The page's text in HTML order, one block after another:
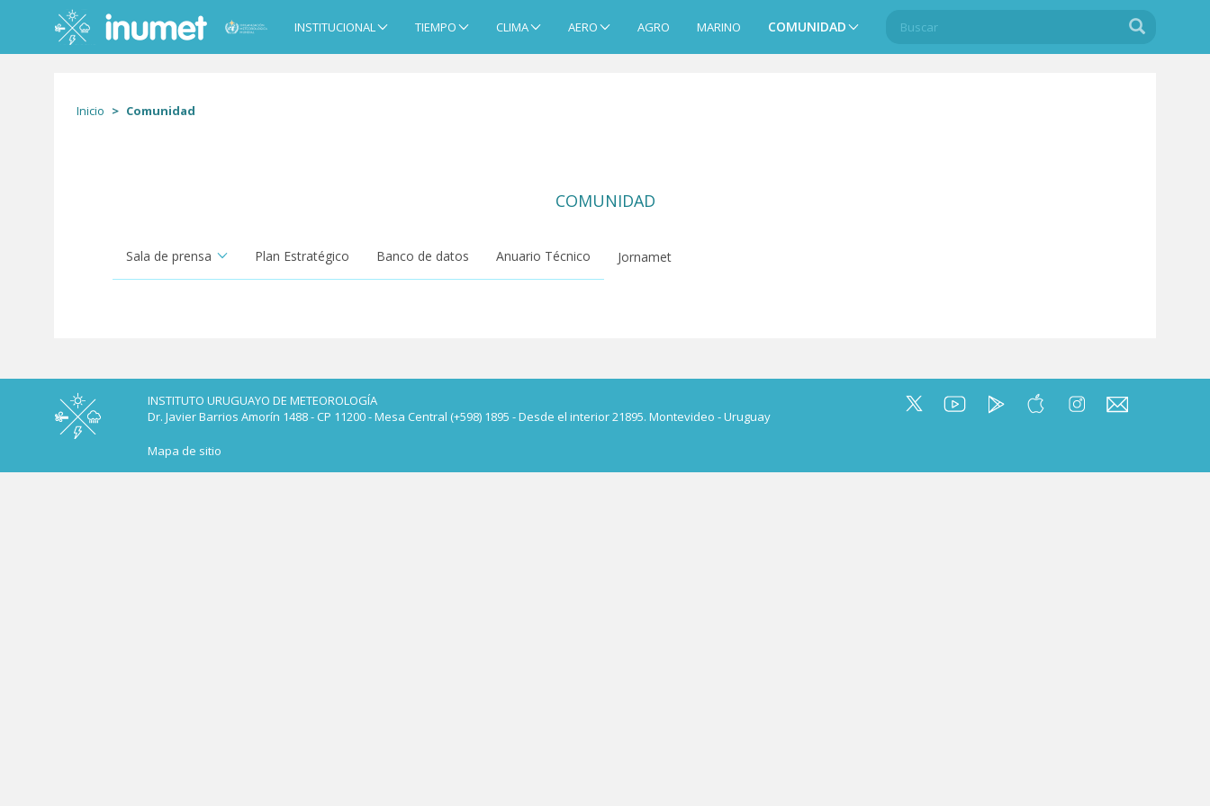
principal
Main
navigation
INSTITUCIONAL TIEMPO CLIMA AERO AGRO MARINO COMUNIDAD
Search
Buscar
Inicio Comunidad
COMUNIDAD
Sala de prensa Plan Estratégico Banco de datos Anuario Técnico Jornamet
INSTITUTO URUGUAYO DE METEOROLOGÍA
Dr. Javier Barrios Amorín 1488 - CP 11200 - Mesa Central (+598) 1895 - Desde el interior 21895. Montevideo - Uruguay
Mapa de sitio